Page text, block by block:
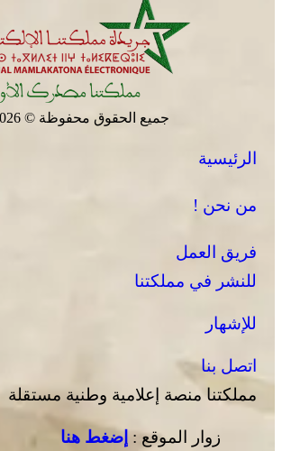
جميع الحقوق محفوظة © 2026
الرئيسية
من نحن !
فريق العمل
للنشر في مملكتنا
للإشهار
اتصل بنا
مملكتنا منصة إعلامية وطنية مستقلة
زوار الموقع : إضغط هنا